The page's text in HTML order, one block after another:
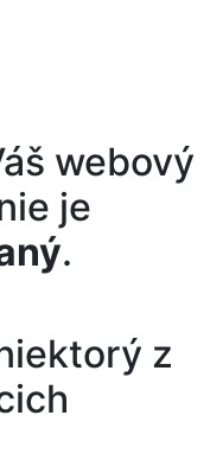
webový
je
.
z